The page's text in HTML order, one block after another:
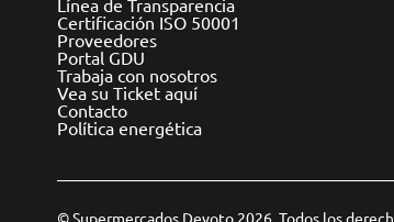
Línea de Transparencia
Certificación ISO 50001
Proveedores
Portal GDU
Trabaja con nosotros
Vea su Ticket aquí
Contacto
Política energética
© Supermercados Devoto 2026. Todos los